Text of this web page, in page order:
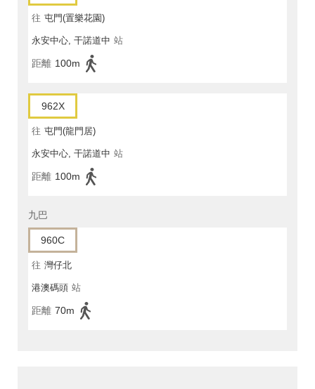
往 屯門(置樂花園)
永安中心, 干諾道中 站
距離 100m
962X
往 屯門(龍門居)
永安中心, 干諾道中 站
距離 100m
九巴
960C
往 灣仔北
港澳碼頭 站
距離 70m